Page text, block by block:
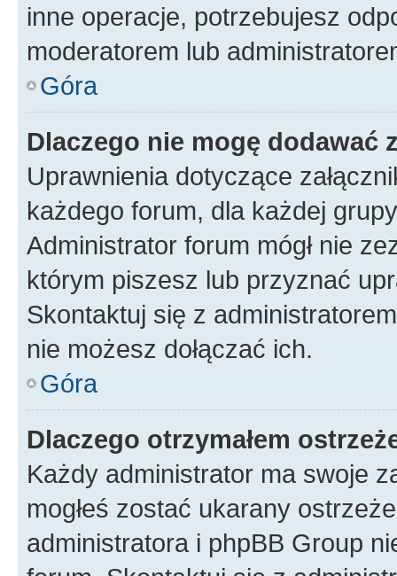
inne operacje, potrzebujesz
moderatorem lub
Góra
Dlaczego nie mogę dodawać
Uprawnienia dotyczące
każdego forum, dla każdej
Administrator forum mógł nie
którym piszesz lub przyznać
Skontaktuj się z
nie możesz dołączać ich.
Góra
Dlaczego otrzymałem
Każdy administrator ma swoje
mogłeś zostać ukarany
administratora i phpBB Group